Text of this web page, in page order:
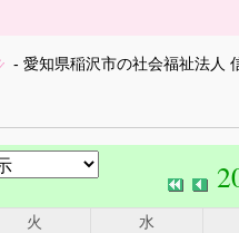
- 愛知県稲沢市の社会福祉法人
火 水